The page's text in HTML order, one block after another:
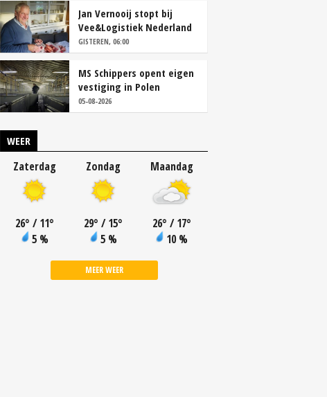
Jan Vernooij stopt bij
Vee&Logistiek Nederland
GISTEREN, 06:00
MS Schippers opent eigen
vestiging in Polen
05-08-2026
WEER
Zaterdag
26° / 11°
5 %
Zondag
29° / 15°
5 %
Maandag
26° / 17°
10 %
MEER WEER